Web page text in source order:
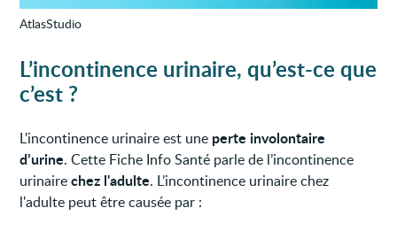
AtlasStudio
L’incontinence urinaire, qu’est-ce que
c’est ?
L'incontinence urinaire est une perte involontaire
d’urine. Cette Fiche Info Santé parle de l’incontinence
urinairechez l'adulte. L’incontinence urinaire chez
l'adulte peut être causée par :